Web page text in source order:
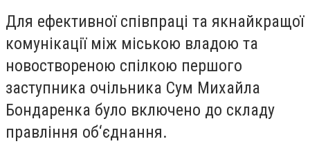
Для ефективної співпраці та якнайкращої
комунікації між міською владою та
новоствореною спілкою першого
заступника очільника Сум Михайла
Бондаренка було включено до складу
правління об‘єднання.